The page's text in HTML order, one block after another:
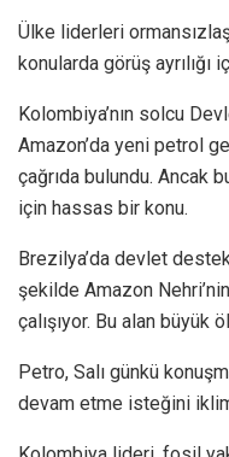
Ülke liderleri
konularda görüş ayrılığı
Kolombiya’nın solcu
Amazon’da yeni petrol
çağrıda bulundu. Ancak
için hassas bir konu.
Brezilya’da devlet
şekilde Amazon
çalışıyor. Bu alan büyük
Petro, Salı günkü
devam etme isteğini